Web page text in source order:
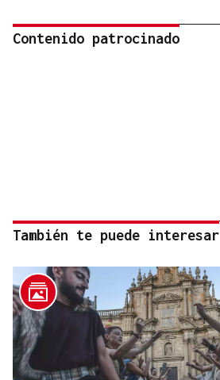
Contenido patrocinado
También te puede interesar